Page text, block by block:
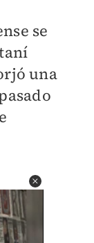
se
una